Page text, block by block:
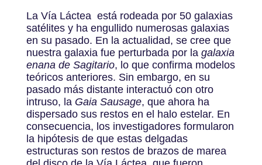
La Vía Láctea está rodeada por 50 galaxias
satélites y ha engullido numerosas galaxias
en su pasado. En la actualidad, se cree que
nuestra galaxia fue perturbada por la galaxia
enana de Sagitario, lo que confirma modelos
teóricos anteriores. Sin embargo, en su
pasado más distante interactuó con otro
intruso, la Gaia Sausage, que ahora ha
dispersado sus restos en el halo estelar. En
consecuencia, los investigadores formularon
la hipótesis de que estas delgadas
estructuras son restos de brazos de marea